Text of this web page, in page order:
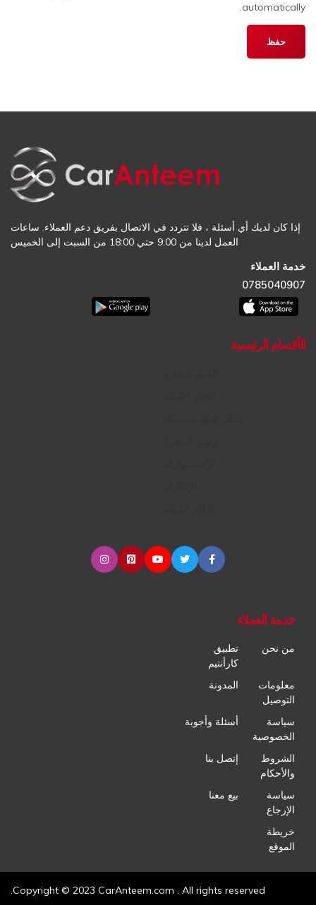
automatically.
إذا كان لديك أي أسئلة ، فلا تتردد في الاتصال بفريق دعم العملاء. ساعات
العمل لدينا من 9:00 حتي 18:00 من السبت إلى الخميس
خدمة العملاء
0785040907
الأقسام الرئيسية
خدمة العملاء
من نحن
تطبيق
كارأنتيم
معلومات
التوصيل
المدونة
سياسة
الخصوصية
أسئلة وأجوبة
الشروط
والأحكام
إتصل بنا
سياسة
الإرجاع
بيع معنا
خريطة
الموقع
Copyright © 2023 CarAnteem.com . All rights reserved.